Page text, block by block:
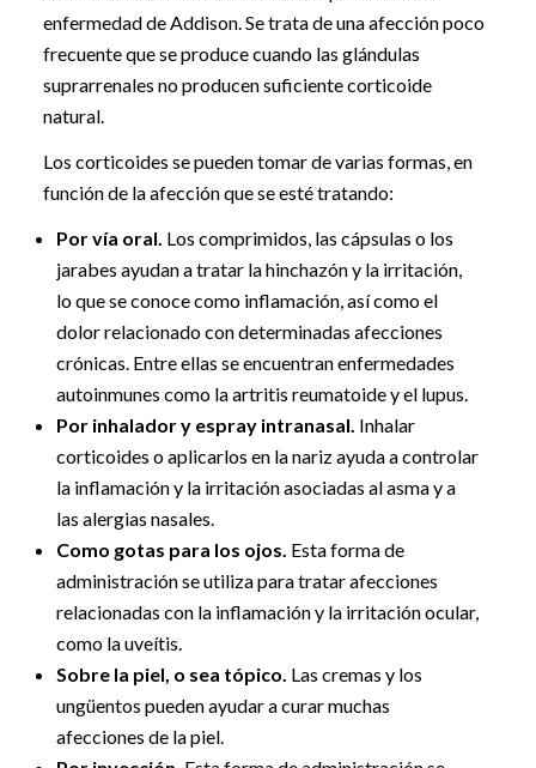
enfermedad de Addison. Se trata de una afección poco
frecuente que se produce cuando las glándulas
suprarrenales no producen suficiente corticoide
natural.
Los corticoides se pueden tomar de varias formas, en
función de la afección que se esté tratando:
Por vía oral. Los comprimidos, las cápsulas o los
jarabes ayudan a tratar la hinchazón y la irritación,
lo que se conoce como inflamación, así como el
dolor relacionado con determinadas afecciones
crónicas. Entre ellas se encuentran enfermedades
autoinmunes como la artritis reumatoide y el lupus.
Por inhalador y espray intranasal. Inhalar
corticoides o aplicarlos en la nariz ayuda a controlar
la inflamación y la irritación asociadas al asma y a
las alergias nasales.
Como gotas para los ojos. Esta forma de
administración se utiliza para tratar afecciones
relacionadas con la inflamación y la irritación ocular,
como la uveítis.
Sobre la piel, o sea tópico. Las cremas y los
ungüentos pueden ayudar a curar muchas
afecciones de la piel.